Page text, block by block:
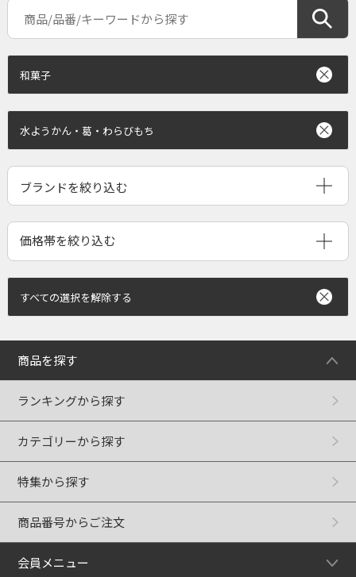
和菓子
水ようかん・葛・わらびもち
ブランドを絞り込む
すべての選択を解除する
商品を探す
ランキングから探す
カテゴリーから探す
特集から探す
商品番号からご注文
会員メニュー